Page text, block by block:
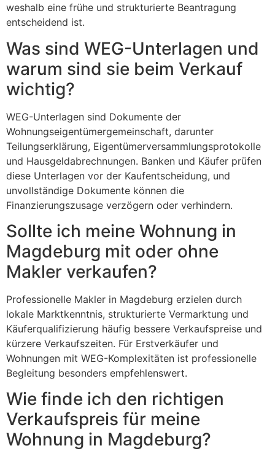
weshalb eine frühe und strukturierte Beantragung
entscheidend ist.
Was sind WEG-Unterlagen und
warum sind sie beim Verkauf
wichtig?
WEG-Unterlagen sind Dokumente der
Wohnungseigentümergemeinschaft, darunter
Teilungserklärung, Eigentümerversammlungsprotokolle
und Hausgeldabrechnungen. Banken und Käufer prüfen
diese Unterlagen vor der Kaufentscheidung, und
unvollständige Dokumente können die
Finanzierungszusage verzögern oder verhindern.
Sollte ich meine Wohnung in
Magdeburg mit oder ohne
Makler verkaufen?
Professionelle Makler in Magdeburg erzielen durch
lokale Marktkenntnis, strukturierte Vermarktung und
Käuferqualifizierung häufig bessere Verkaufspreise und
kürzere Verkaufszeiten. Für Erstverkäufer und
Wohnungen mit WEG-Komplexitäten ist professionelle
Begleitung besonders empfehlenswert.
Wie finde ich den richtigen
Verkaufspreis für meine
Wohnung in Magdeburg?